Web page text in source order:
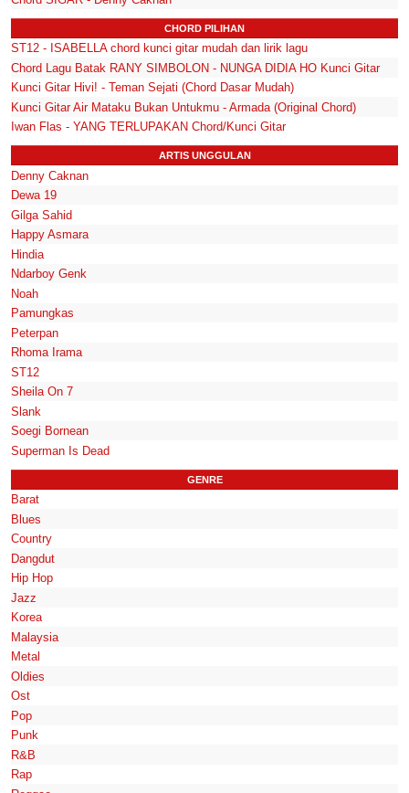
CHORD PILIHAN
ST12 - ISABELLA chord kunci gitar mudah dan lirik lagu
Chord Lagu Batak RANY SIMBOLON - NUNGA DIDIA HO Kunci Gitar
Kunci Gitar Hivi! - Teman Sejati (Chord Dasar Mudah)
Kunci Gitar Air Mataku Bukan Untukmu - Armada (Original Chord)
Iwan Flas - YANG TERLUPAKAN Chord/Kunci Gitar
ARTIS UNGGULAN
Denny Caknan
Dewa 19
Gilga Sahid
Happy Asmara
Hindia
Ndarboy Genk
Noah
Pamungkas
Peterpan
Rhoma Irama
ST12
Sheila On 7
Slank
Soegi Bornean
Superman Is Dead
GENRE
Barat
Blues
Country
Dangdut
Hip Hop
Jazz
Korea
Malaysia
Metal
Oldies
Ost
Pop
Punk
R&B
Rap